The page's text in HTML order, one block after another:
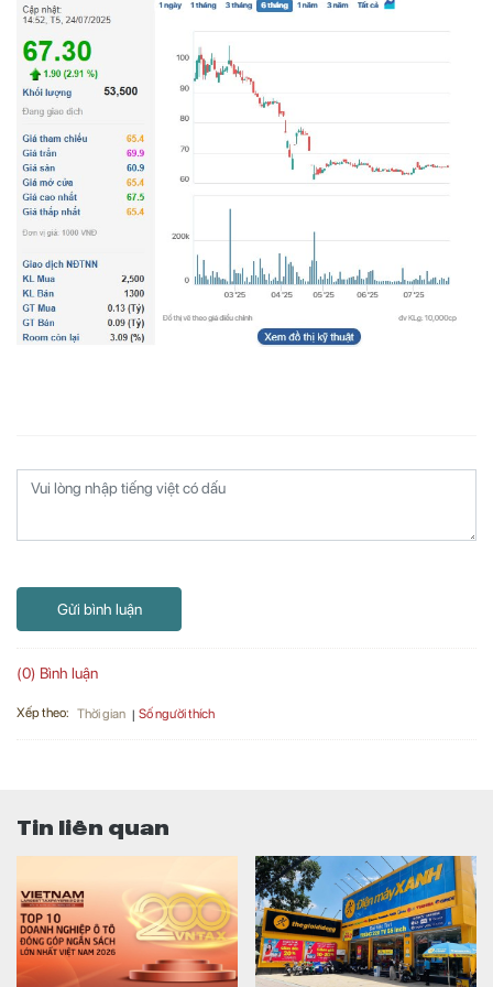
Gửi bình luận
(0) Bình luận
Xếp theo: Thời gian Số người thích
Tin liên quan